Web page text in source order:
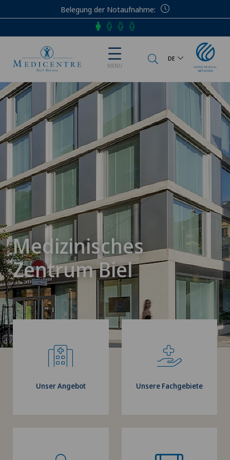
Belegung der Notaufnahme
Telefon
MENU
DE
Medizinisches
Zentrum Biel
Unser Angebot Unsere Fachgebiete